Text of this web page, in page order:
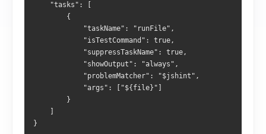
    "tasks": [
        {
            "taskName": "runFile",
            "isTestCommand": true,
            "suppressTaskName": true,
            "showOutput": "always",
            "problemMatcher": "$jshint",
            "args": ["${file}"]
        }
}